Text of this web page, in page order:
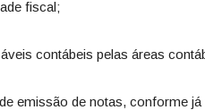
fiscal;
contábeis pelas áreas
emissão de notas, conforme